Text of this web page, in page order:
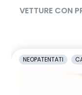
VETTURE CON
NEOPATENTATI